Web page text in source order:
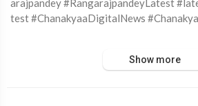
arajpandey #RangarajpandeyLatest
test #ChanakyaaDigitalNews
Show more